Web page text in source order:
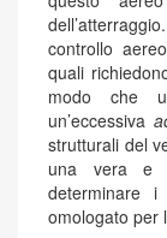
controllo
quali
modo che
un’eccessiva
strutturali del
una vera e
determinare
omologato per